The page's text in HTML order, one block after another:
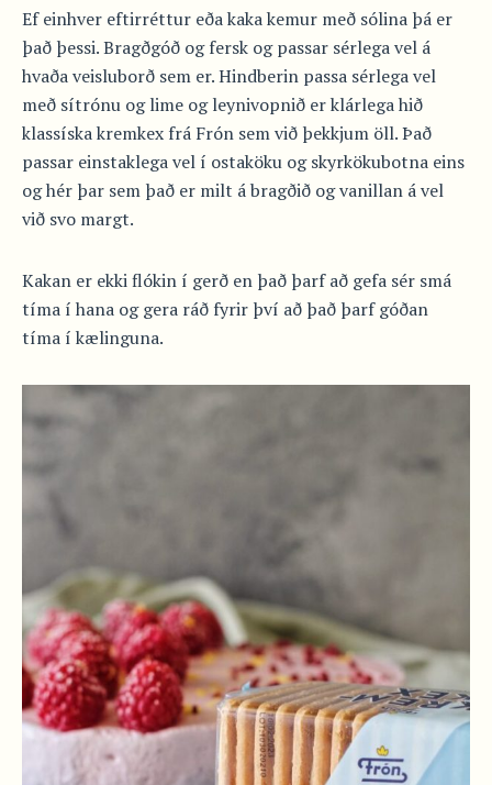
Ef einhver eftirréttur eða kaka kemur með sólina þá er
það þessi. Bragðgóð og fersk og passar sérlega vel á
hvaða veisluborð sem er. Hindberin passa sérlega vel
með sítrónu og lime og leynivopnið er klárlega hið
klassíska kremkex frá Frón sem við þekkjum öll. Það
passar einstaklega vel í ostaköku og skyrkökubotna eins
og hér þar sem það er milt á bragðið og vanillan á vel
við svo margt.
Kakan er ekki flókin í gerð en það þarf að gefa sér smá
tíma í hana og gera ráð fyrir því að það þarf góðan
tíma í kælinguna.